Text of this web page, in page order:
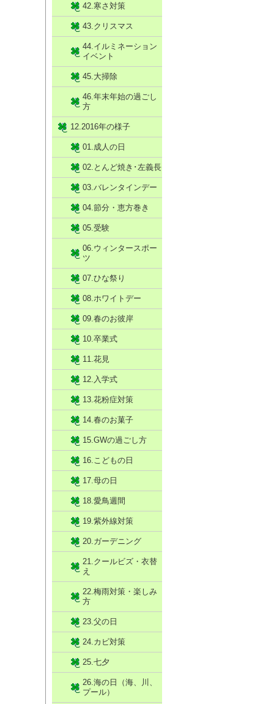
42.寒さ対策
43.クリスマス
44.イルミネーション
イベント
45.大掃除
46.年末年始の過ごし
方
12.2016年の様子
01.成人の日
02.とんど焼き･左義長
03.バレンタインデー
04.節分・恵方巻き
05.受験
06.ウィンタースポー
ツ
07.ひな祭り
08.ホワイトデー
09.春のお彼岸
10.卒業式
11.花見
12.入学式
13.花粉症対策
14.春のお菓子
15.GWの過ごし方
16.こどもの日
17.母の日
18.愛鳥週間
19.紫外線対策
20.ガーデニング
21.クールビズ・衣替
え
22.梅雨対策・楽しみ
方
23.父の日
24.カビ対策
25.七夕
26.海の日（海、川、
プール）